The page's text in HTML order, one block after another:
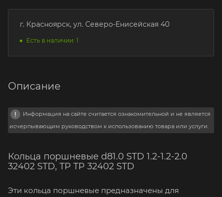
г. Красноярск, ул. Северо-Енисейская 40
Есть в наличии: 1
Описание
Информация на сайте считается ознакомительной и не является
исчерпывающим руководством к использованию товара или услуги.
Кольца поршневые d81.0 STD 1.2-1.2-2.0
32402 STD, TP TP 32402 STD
Эти кольца поршневые предназначены для